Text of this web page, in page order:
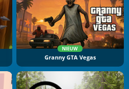
NIEUW
Granny GTA Vegas